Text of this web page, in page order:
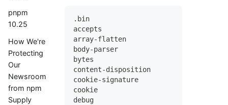
pnpm
10.25
How We're
Protecting
Our
Newsroom
from npm
Supply
.bin
accepts
array-flatten
body-parser
bytes
content-disposition
cookie-signature
cookie
debug